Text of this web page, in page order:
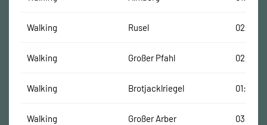
Walking Rusel
Walking Großer Pfahl
Walking Brotjacklriegel
Walking Großer Arber